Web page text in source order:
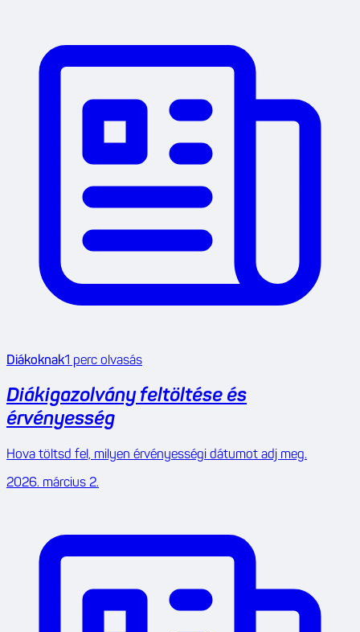
Diákoknak1 perc olvasás
Diákigazolvány feltöltése és
érvényesség
Hova töltsd fel, milyen érvényességi dátumot adj meg.
2026. március 2.